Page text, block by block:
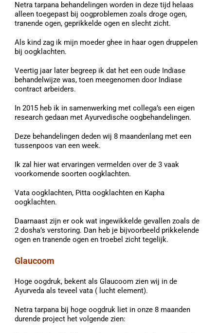
Netra tarpana behandelingen worden in deze tijd helaas
alleen toegepast bij oogproblemen zoals droge ogen,
tranende ogen, geprikkelde ogen en slecht zicht.
Als kind zag ik mijn moeder ghee in haar ogen druppelen
bij oogklachten.
Veertig jaar later begreep ik dat het een oude Indiase
behandelwijze was, toen meegenomen door Indiase
contract arbeiders.
In 2015 heb ik in samenwerking met collega’s een eigen
research gedaan met Ayurvedische oogbehandelingen.
Deze behandelingen deden wij 8 maandenlang met een
tussenpoos van een week.
Ik zal hier wat ervaringen vermelden over de 3 vaak
voorkomende soorten oogklachten.
Vata oogklachten, Pitta oogklachten en Kapha
oogklachten.
Daarnaast zijn er ook wat ingewikkelde gevallen zoals de
2 dosha’s verstoring. Dan heb je bijvoorbeeld prikkelende
ogen en tranende ogen en troebel zicht tegelijk.
Glaucoom
Hoge oogdruk, bekent als Glaucoom zien wij in de
Ayurveda als teveel vata ( lucht element).
Netra tarpana bij hoge oogdruk liet in onze 8 maanden
durende project het volgende zien: